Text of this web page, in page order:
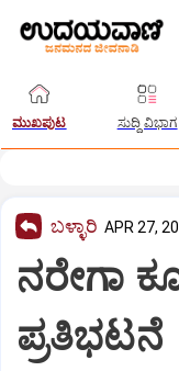
ಮುಖಪುಟ ಸುದ್ದಿ ವಿಭಾಗ
ಬಳ್ಳಾರಿ APR 27,
ನರೇಗಾ
ಪ್ರತಿಭಟನೆ